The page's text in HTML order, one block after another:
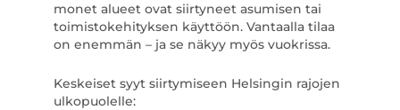
monet alueet ovat siirtyneet asumisen tai
toimistokehityksen käyttöön. Vantaalla tilaa
on enemmän – ja se näkyy myös vuokrissa.
Keskeiset syyt siirtymiseen Helsingin rajojen
ulkopuolelle: